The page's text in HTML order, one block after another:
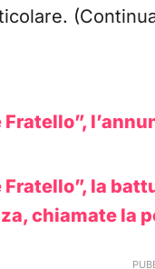
Fratello”,
Fratello”, la
chiamate la